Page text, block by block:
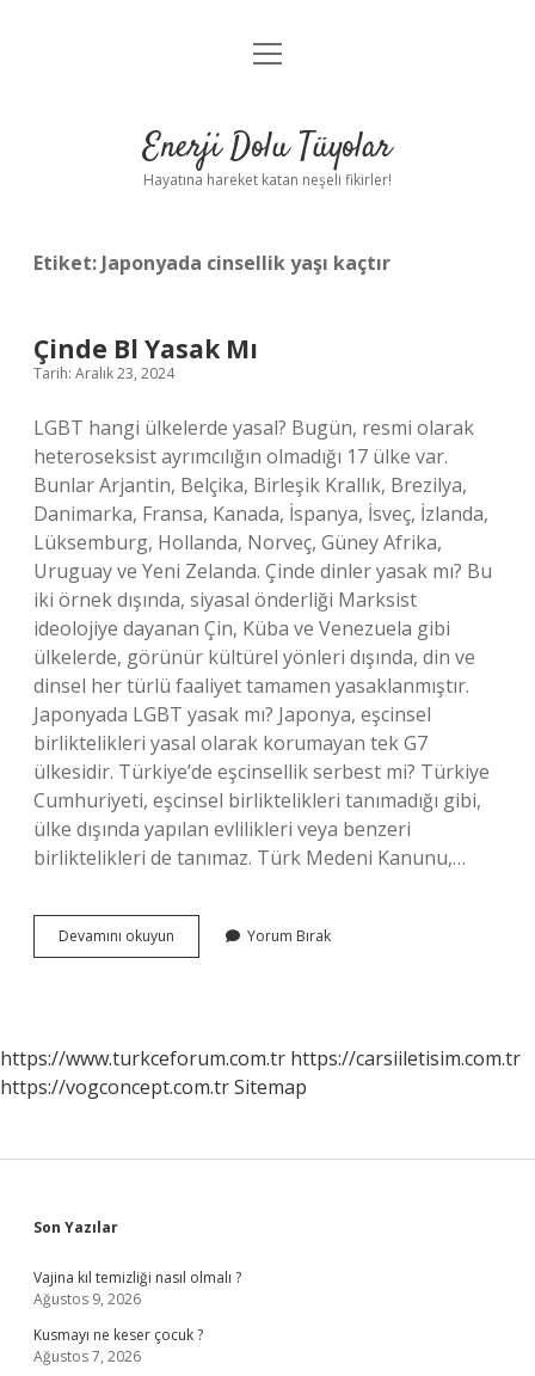
Anasayfa
Yasal Uyarı
menüyü
Enerji Dolu Tüyolar
Hayatına hareket katan neşeli fikirler!
Etiket: Japonyada cinsellik yaşı kaçtır
Çinde Bl Yasak Mı
Tarih: Aralık 23, 2024
LGBT hangi ülkelerde yasal? Bugün, resmi olarak
heteroseksist ayrımcılığın olmadığı 17 ülke var.
Bunlar Arjantin, Belçika, Birleşik Krallık, Brezilya,
Danimarka, Fransa, Kanada, İspanya, İsveç, İzlanda,
Lüksemburg, Hollanda, Norveç, Güney Afrika,
Uruguay ve Yeni Zelanda. Çinde dinler yasak mı? Bu
iki örnek dışında, siyasal önderliği Marksist
ideolojiye dayanan Çin, Küba ve Venezuela gibi
ülkelerde, görünür kültürel yönleri dışında, din ve
dinsel her türlü faaliyet tamamen yasaklanmıştır.
Japonyada LGBT yasak mı? Japonya, eşcinsel
birliktelikleri yasal olarak korumayan tek G7
ülkesidir. Türkiye’de eşcinsellik serbest mi? Türkiye
Cumhuriyeti, eşcinsel birliktelikleri tanımadığı gibi,
ülke dışında yapılan evlilikleri veya benzeri
birliktelikleri de tanımaz. Türk Medeni Kanunu,…
Devamını okuyun
Bl
Yorum Bırak
https://www.turkceforum.com.tr https://carsiiletisim.com.tr
https://vogconcept.com.trSitemap
Sidebar
Son Yazılar
Vajina kıl temizliği nasıl olmalı ?
Ağustos 9, 2026
Kusmayı ne keser çocuk ?
Ağustos 7, 2026